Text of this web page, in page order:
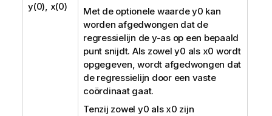
y(0), x(0) Met de optionele waardey0 kan
worden afgedwongen dat de
regressielijn de y-as op een bepaald
punt snijdt. Als zowely0 als x0 wordt
opgegeven, wordt afgedwongen dat
de regressielijn door een vaste
coördinaat gaat.
Tenzij zowel y0 als x0 zijn